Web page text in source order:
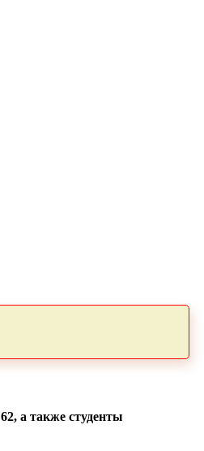
а также студенты